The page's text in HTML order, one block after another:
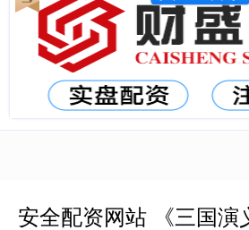
安全配资网站 《三国演